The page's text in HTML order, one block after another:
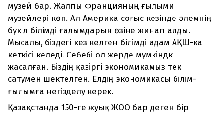
музей бар. Жалпы Францияның ғылыми
музейлері көп. Ал Америка соғыс кезінде әлемнің
бүкіл білімді ғалымдарын өзіне жинап алды.
Мысалы, біздегі кез келген білімді адам АҚШ-қа
кеткісі келеді. Себебі ол жерде мүмкіндк
жасалған. Біздің қазіргі экономикамыз тек
сатумен шектелген. Елдің экономикасы білім-
ғылымға негізделу керек.
Қазақстанда 150-ге жуық ЖОО бар деген бір